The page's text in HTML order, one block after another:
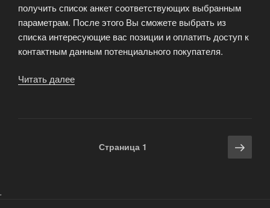
получить список анкет соответствующих выбранным
параметрам. После этого Вы сможете выбрать из
списка интересующие вас позиции и оплатить доступ к
контактным данным потенциального покупателя.
Читать далее
любойСтраница 1
.